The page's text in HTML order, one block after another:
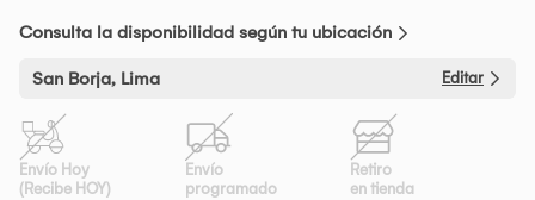
Consulta la disponibilidad según tu ubicación
San Borja, Lima Editar
Envío Hoy
(Recibe HOY)
Envío
programado
Retiro
en tienda